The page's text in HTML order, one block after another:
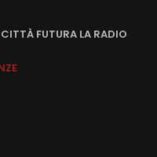
FUTURA LA RADIO